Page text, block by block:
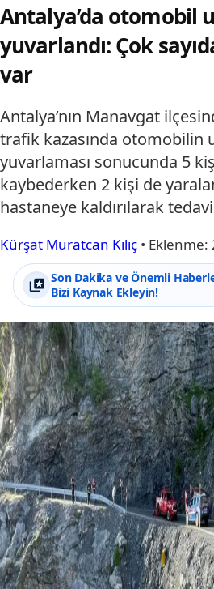
Antalya’da otomobil
yuvarlandı: Çok
var
Antalya’nın Manavgat
trafik kazasında otomobilin
yuvarlaması sonucunda 5
kaybederken 2 kişi de
hastaneye kaldırılarak tedavi
Kürşat Muratcan Kılıç • Eklenme:
Son Dakika ve Önemli
Bizi Kaynak Ekleyin!